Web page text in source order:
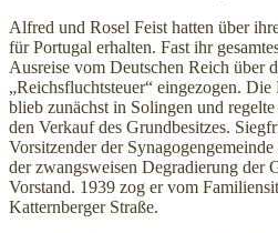
Alfred und Rosel Feist hatten über
für Portugal erhalten. Fast ihr
Ausreise vom Deutschen Reich über
„Reichsfluchtsteuer“ eingezogen.
blieb zunächst in Solingen und
den Verkauf des Grundbesitzes.
Vorsitzender der
der zwangsweisen Degradierung der
Vorstand. 1939 zog er vom
Katternberger Straße.